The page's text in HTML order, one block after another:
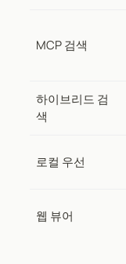
MCP 검색
하이브리드 검
색
로컬 우선
웹 뷰어